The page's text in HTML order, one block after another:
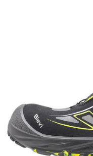
BEZPEČNOSTNÉ
KONTAKT
O NÁS